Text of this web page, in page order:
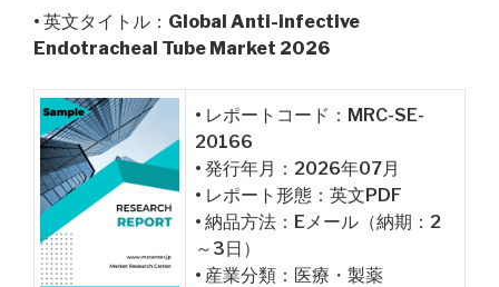
• 英文タイトル： Global Anti-infective
Endotracheal Tube Market 2026
• レポートコード：MRC-SE-
20166
• 発行年月：2026年07月
• レポート形態：英文PDF
• 納品方法：Eメール（納期：2
～3日）
• 産業分類：医療・製薬